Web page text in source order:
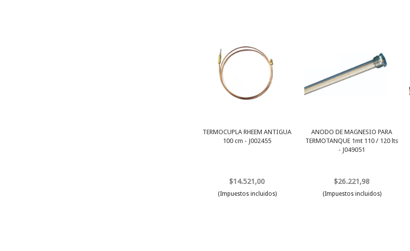
TERMOCUPLA RHEEM ANTIGUA
100 cm - J002455
$14.521,00
(Impuestos incluidos)
ANODO DE MAGNESIO PARA
TERMOTANQUE 1mt 110 / 120 lts
- J049051
$26.221,98
(Impuestos incluidos)